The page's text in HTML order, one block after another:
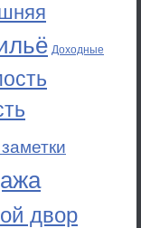
Доходные
двор